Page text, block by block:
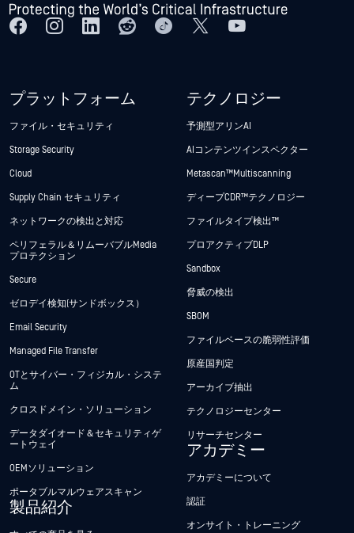
プラットフォーム
ファイル・セキュリティ
Storage Security
Cloud
Supply Chain セキュリティ
ネットワークの検出と対応
ペリフェラル＆リムーバブルMedia
プロテクション
Secure
ゼロデイ検知(サンドボックス）
Email Security
Managed File Transfer
OTとサイバー・フィジカル・システ
ム
クロスドメイン・ソリューション
データダイオード＆セキュリティゲ
ートウェイ
OEMソリューション
ポータブルマルウェアスキャン
製品紹介
テクノロジー
予測型アリンAI
AIコンテンツインスペクター
Metascan™ Multiscanning
ディープCDR™テクノロジー
ファイルタイプ検出™
プロアクティブDLP
Sandbox
脅威の検出
SBOM
ファイルベースの脆弱性評価
原産国判定
アーカイブ抽出
テクノロジーセンター
リサーチセンター
アカデミー
アカデミーについて
認証
オンサイト・トレーニング